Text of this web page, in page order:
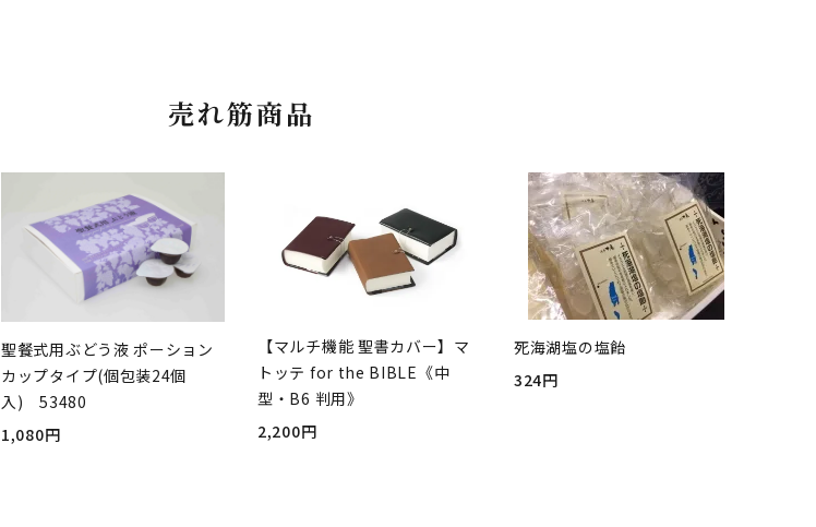
売れ筋商品
聖餐式用ぶどう液 ポーション
カップタイプ(個包装24個
入) 53480
1,080円
【マルチ機能 聖書カバー】マ
トッテ for the BIBLE《中
型・B6 判用》
2,200円
死海湖塩の塩飴
324円